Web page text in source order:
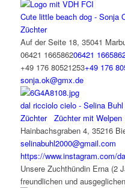
Cute little beach dog - Sonja
Züchter
Auf der Seite 18, 35041
06421 166586206421
+49 176 80521253+49 176
sonja.ok@gmx.de
dal ricciolo cielo - Selina Buhl
Züchter
Züchter mit Welpen
Hainbachsgraben 4, 35216
selinabuhl2000@gmail.com
https://www.instagram.com/
Unsere Zuchthündin Erna (2
freundlichen und